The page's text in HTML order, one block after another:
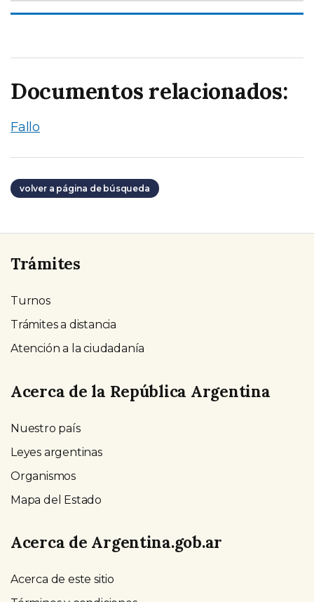
Documentos relacionados:
Fallo
volver a página de búsqueda
Trámites
Turnos
Trámites a distancia
Atención a la ciudadanía
Acerca de la República Argentina
Nuestro país
Leyes argentinas
Organismos
Mapa del Estado
Acerca de Argentina.gob.ar
Acerca de este sitio